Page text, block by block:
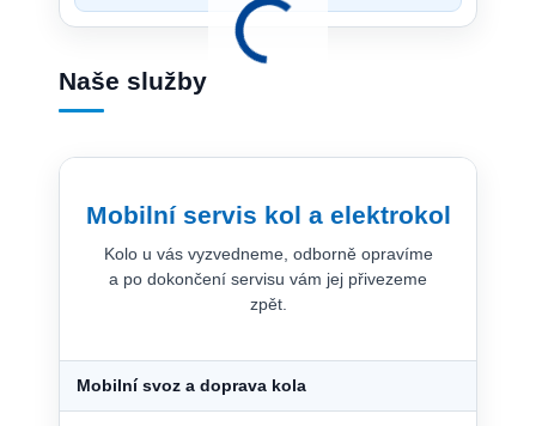
Naše služby
Mobilní servis kol a elektrokol
Kolo u vás vyzvedneme, odborně opravíme
a po dokončení servisu vám jej přivezeme
zpět.
Mobilní svoz a doprava kola